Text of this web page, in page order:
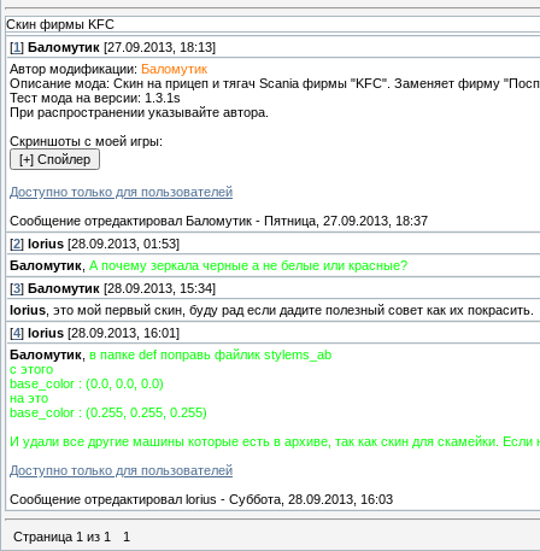
Скин фирмы KFC
[1 ] Баломутик [27.09.2013, 18:13]
Автор модификации: Баломутик
Описание мода: Скин на прицеп и тягач Scania фирмы "KFC". Заменяет фирму
Тест мода на версии: 1.3.1s
При распространении указывайте автора.
Скриншоты с моей игры:
Доступно только для пользователей
Сообщение отредактировал Баломутик - Пятница, 27.09.2013, 18:37
[2] lorius [28.09.2013, 01:53]
Баломутик А почему зеркала черные а не белые или красные?
[3] Баломутик [28.09.2013, 15:34]
lorius , это мой первый скин, буду рад если дадите полезный совет как их покрасить.
[4] lorius [28.09.2013, 16:01]
Баломутик в папке def поправь файлик stylems_ab
с этого
base_color : (0.0, 0.0, 0.0)
на это
base_color : (0.255, 0.255, 0.255)
И удали все другие машины которые есть в архиве, так как скин для скамейки.
Доступно только для пользователей
Сообщение отредактировал lorius - Суббота, 28.09.2013, 16:03
Страница 1 из 1 1